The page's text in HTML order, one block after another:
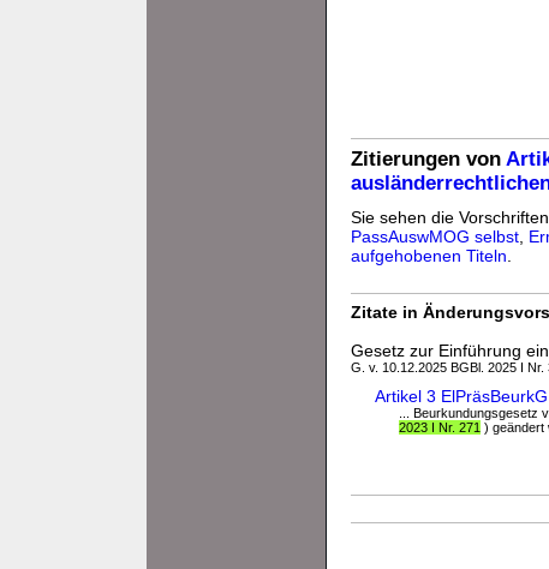
Zitierungen von
Sie sehen die
PassAuswMOG selbst
aufgehobenen Titeln
Zitate in
Gesetz zur Einführung
G. v. 10.12.2025 BGBl. 2025 I Nr.
Artikel 3
... Beurkundungsgesetz
2023 I Nr. 271 ) geändert